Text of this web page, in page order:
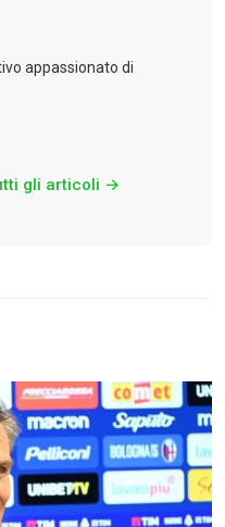
appassionato di
gli articoli →